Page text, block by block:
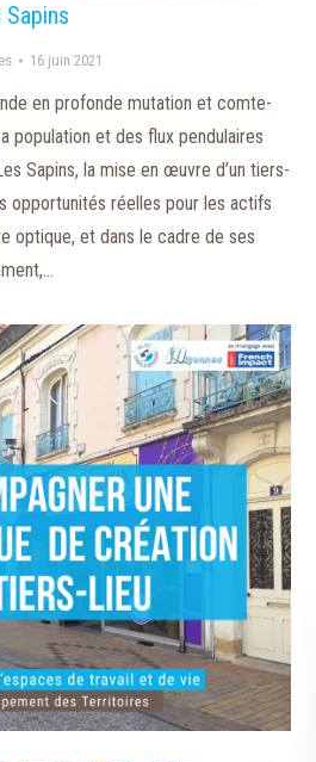
16 juin 2021
en profonde mutation et comte-
population et des flux pendulaires
Sapins, la mise en œuvre d’un tiers-
opportunités réelles pour les actifs
optique, et dans le cadre de ses